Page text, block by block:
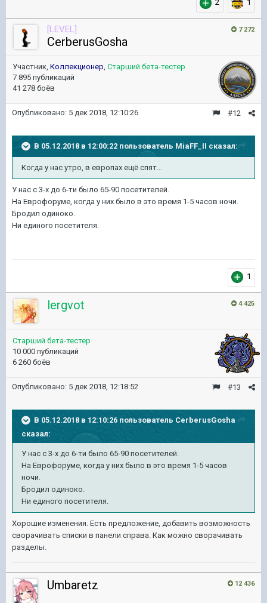
2 1
7 272
[LEVEL]
CerberusGosha
Участник, Коллекционер, Старший бета-тестер
7 895 публикаций
41 278 боёв
#12
Опубликовано: 5 дек 2018, 12:10:26
В 05.12.2018 в 12:00:22 пользователь MiaFF_II сказал:
Когда у нас утро, в европах ещё спят...
У нас с 3-х до 6-ти было 65-90 посетителей.
На Еврофоруме, когда у них было в это время 1-5 часов ночи.
Бродил одиноко.
Ни единого посетителя.
1
4 425
lergvot
Старший бета-тестер
10 000 публикаций
6 260 боёв
#13
Опубликовано: 5 дек 2018, 12:18:52
В 05.12.2018 в 12:10:26 пользователь CerberusGosha
сказал:
У нас с 3-х до 6-ти было 65-90 посетителей.
На Еврофоруме, когда у них было в это время 1-5 часов
ночи.
Бродил одиноко.
Ни единого посетителя.
Хорошие изменения. Есть предложение, добавить возможность
сворачивать списки в панели справа. Как можно сворачивать
разделы.
12 436
Umbaretz